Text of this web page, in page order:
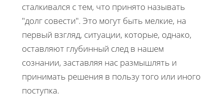
сталкивался с тем, что принято называть
"долг совести". Это могут быть мелкие, на
первый взгляд, ситуации, которые, однако,
оставляют глубинный след в нашем
сознании, заставляя нас размышлять и
принимать решения в пользу того или иного
поступка.